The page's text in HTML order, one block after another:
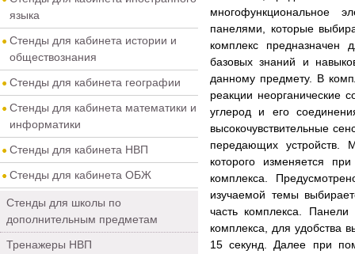
языка
Стенды для кабинета истории и
обществознания
Стенды для кабинета географии
Стенды для кабинета математики и
информатики
Стенды для кабинета НВП
Стенды для кабинета ОБЖ
Стенды для школы по
дополнительным предметам
Тренажеры НВП
многофункциональное
панелями, которые
комплекс предназначен
базовых знаний и
данному предмету. В
реакции неорганические
углерод и его
высокочувствительные
передающих устройств.
которого изменяется
комплекса.
изучаемой темы
часть комплекса.
комплекса, для удобства
15 секунд. Далее при